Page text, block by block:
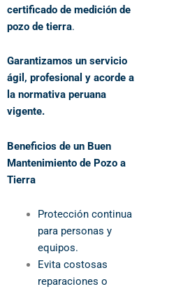
certificado de medición de
pozo de tierra.
Garantizamos un servicio
ágil, profesional y acorde a
la normativa peruana
vigente.
Beneficios de un Buen
Mantenimiento de Pozo a
Tierra
Protección continua
para personas y
equipos.
Evita costosas
reparaciones o